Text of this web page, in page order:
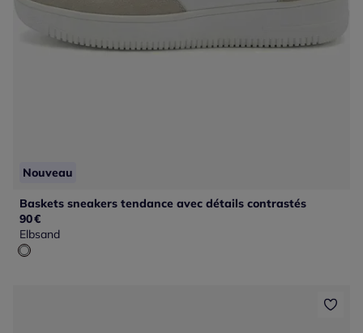
Nouveau
Baskets sneakers tendance avec détails contrastés
90€
Elbsand